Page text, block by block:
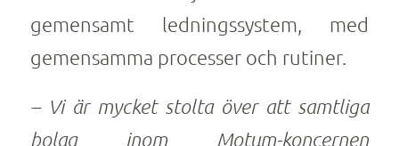
gemensamt ledningssystem, med
gemensamma processer och rutiner.
– Vi är mycket stolta över att samtliga
bolag inom Motum-koncernen